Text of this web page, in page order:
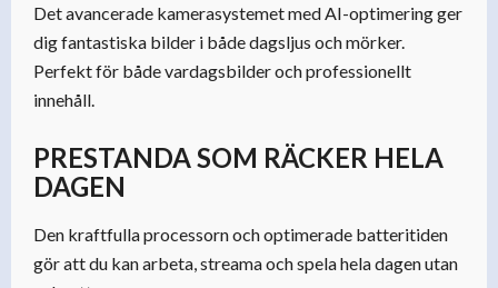
Det avancerade kamerasystemet med AI-optimering ger
dig fantastiska bilder i både dagsljus och mörker.
Perfekt för både vardagsbilder och professionellt
innehåll.
PRESTANDA SOM RÄCKER HELA
DAGEN
Den kraftfulla processorn och optimerade batteritiden
gör att du kan arbeta, streama och spela hela dagen utan